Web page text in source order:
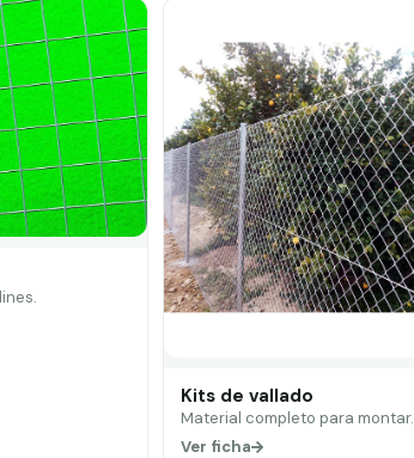
Kits de vallado
Material completo para montar.
Ver ficha